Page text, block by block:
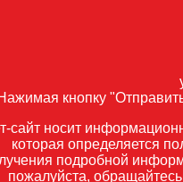
кнопку
сайт носит
которая определяется
подробной
пожалуйста,